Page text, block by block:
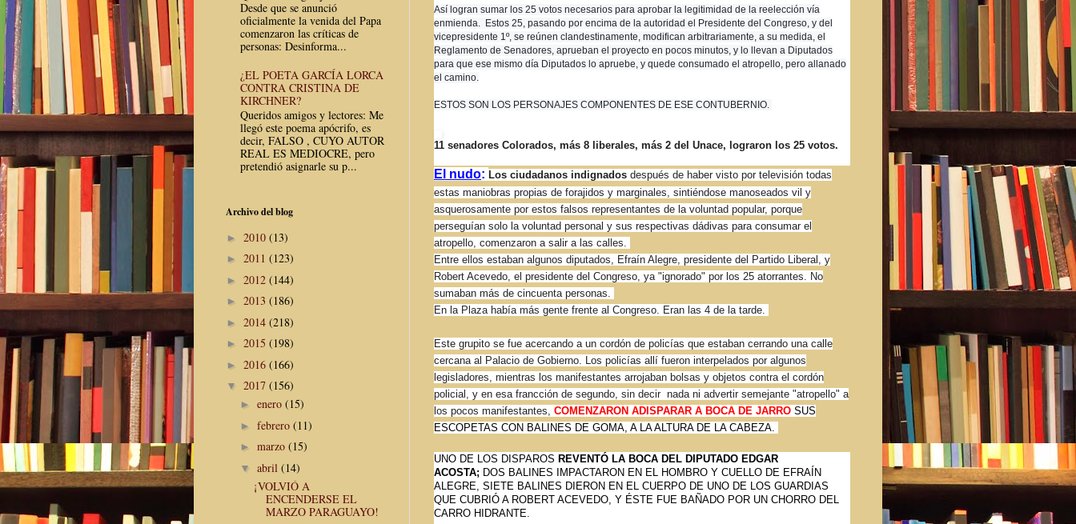
Así logran sumar los 25 votos necesarios para aprobar la legitimidad de la reelección vía
enmienda. Estos 25, pasando por encima de la autoridad el Presidente del Congreso, y del
vicepresidente 1º, se reúnen clandestinamente, modifican arbitrariamente, a su medida, el
Reglamento de Senadores, aprueban el proyecto en pocos minutos, y lo llevan a Diputados
para que ese mismo día Diputados lo apruebe, y quede consumado el atropello, pero allanado
el camino.
ESTOS SON LOS PERSONAJES COMPONENTES DE ESE CONTUBERNIO.
11 senadores Colorados, más 8 liberales, más 2 del Unace, lograron los 25 votos.
El nudo: Los ciudadanos indignados después de haber visto por televisión todas
estas maniobras propias de forajidos y marginales, sintiéndose manoseados vil y
asquerosamente por estos falsos representantes de la voluntad popular, porque
perseguían solo la voluntad personal y sus respectivas dádivas para consumar el
atropello, comenzaron a salir a las calles.
Entre ellos estaban algunos diputados, Efraín Alegre, presidente del Partido Liberal, y
Robert Acevedo, el presidente del Congreso, ya "ignorado" por los 25 atorrantes. No
sumaban más de cincuenta personas.
En la Plaza había más gente frente al Congreso. Eran las 4 de la tarde.
Este grupito se fue acercando a un cordón de policías que estaban cerrando una calle
cercana al Palacio de Gobierno. Los policías allí fueron interpelados por algunos
legisladores, mientras los manifestantes arrojaban bolsas y objetos contra el cordón
policial, y en esa francción de segundo, sin decir nada ni advertir semejante "atropello" a
los pocos manifestantes, COMENZARON ADISPARAR A BOCA DE JARRO SUS
ESCOPETAS CON BALINES DE GOMA, A LA ALTURA DE LA CABEZA.
UNO DE LOS DISPAROS REVENTÓ LA BOCA DEL DIPUTADO EDGAR
ACOSTA; DOS BALINES IMPACTARON EN EL HOMBRO Y CUELLO DE EFRAÍN
ALEGRE, SIETE BALINES DIERON EN EL CUERPO DE UNO DE LOS GUARDIAS
QUE CUBRIÓ A ROBERT ACEVEDO, Y ÉSTE FUE BAÑADO POR UN CHORRO DEL
CARRO HIDRANTE.
Desde que se anunció
oficialmente la venida del Papa
comenzaron las críticas de
personas: Desinforma...
¿EL POETA GARCÍA LORCA
CONTRA CRISTINA DE
KIRCHNER?
Queridos amigos y lectores: Me
llegó este poema apócrifo, es
decir, FALSO , CUYO AUTOR
REAL ES MEDIOCRE, pero
pretendió asignarle su p...
Archivo del blog
► 2010 (13)
► 2011 (123)
► 2012 (144)
► 2013 (186)
► 2014 (218)
► 2015 (198)
► 2016 (166)
▼ 2017 (156)
► enero (15)
► febrero (11)
► marzo (15)
▼ abril (14)
¡VOLVIÓ A
ENCENDERSE EL
MARZO PARAGUAYO!